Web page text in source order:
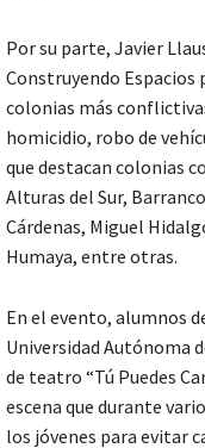
Por su parte, Javier
Construyendo Espacios
colonias más
homicidio, robo de
que destacan colonias
Alturas del Sur,
Cárdenas, Miguel
Humaya, entre otras.
En el evento, alumnos
Universidad Autónoma
de teatro “Tú Puedes
escena que durante
los jóvenes para evitar